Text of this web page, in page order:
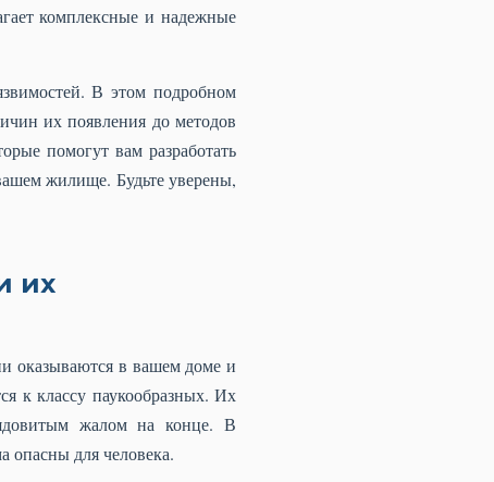
комплексные и надежные
В этом подробном
их появления до методов
помогут вам разработать
жилище. Будьте уверены,
их
оказываются в вашем доме и
к классу паукообразных. Их
жалом на конце. В
опасны для человека.